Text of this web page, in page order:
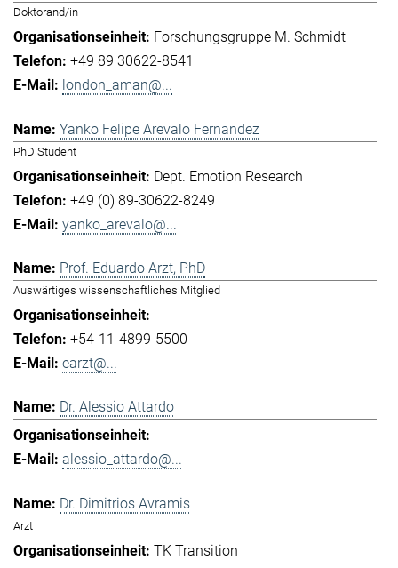
Doktorand/in
Forschungsgruppe M. Schmidt
+49 89 30622-8541
london_aman@...
Yanko Felipe Arevalo Fernandez
PhD Student
Dept. Emotion Research
+49 (0) 89-30622-8249
yanko_arevalo@...
Prof. Eduardo Arzt, PhD
Auswärtiges wissenschaftliches Mitglied
+54-11-4899-5500
earzt@...
Dr. Alessio Attardo
alessio_attardo@...
Dr. Dimitrios Avramis
Arzt
TK Transition